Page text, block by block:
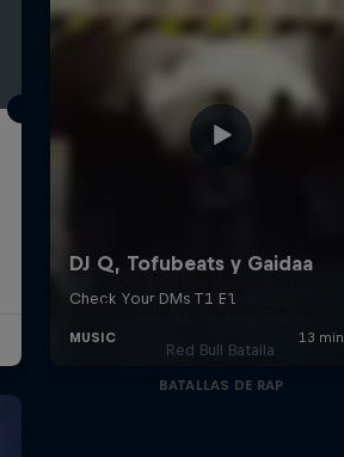
Red Bull Batalla Nueva
Historia: 20 Años de Rimas
Red Bull Batalla
BATALLAS DE RAP